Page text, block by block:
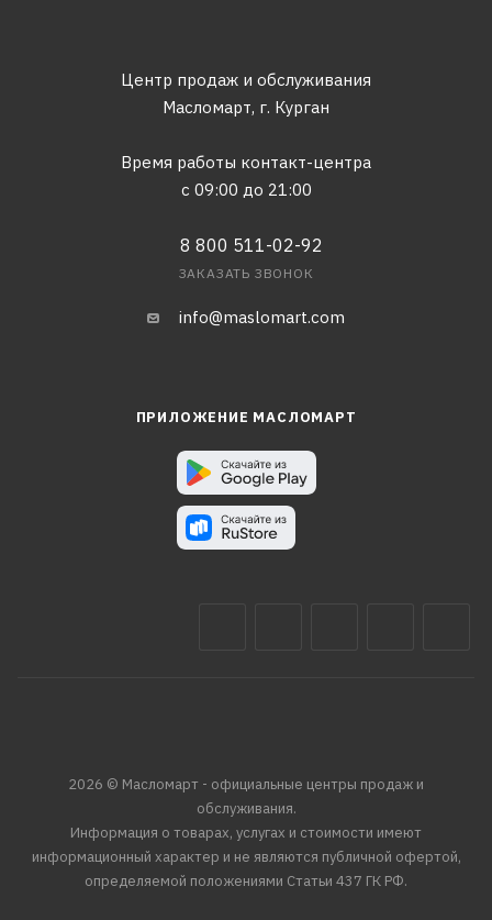
Центр продаж и обслуживания
Масломарт, г. Курган
Время работы контакт-центра
с 09:00 до 21:00
8 800 511-02-92
ЗАКАЗАТЬ ЗВОНОК
info@maslomart.com
ПРИЛОЖЕНИЕ МАСЛОМАРТ
2026 © Масломарт - официальные центры продаж и
обслуживания.
Информация о товарах, услугах и стоимости имеют
информационный характер и не являются публичной офертой,
определяемой положениями Статьи 437 ГК РФ.